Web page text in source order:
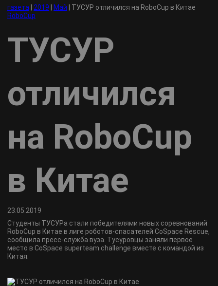
газета
2019 Май
ТУСУР отличился на RoboCup в Китае
RoboCup
ТУСУР
отличился
на RoboCup
в Китае
23.05.2019
Cтуденты ТУСУРа стали победителями новых соревнований
RoboCup в Китае в лиге роботов-спасателей CoSpace Rescue,
сообщила пресс-служба вуза. Тусуровцы заняли первое
место в CoSpace superteam challenge вместе с командой из
Китая.